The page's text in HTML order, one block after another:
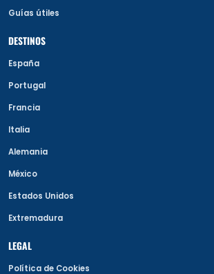
Guías útiles
DESTINOS
España
Portugal
Francia
Italia
Alemania
México
Estados Unidos
Extremadura
LEGAL
Política de Cookies